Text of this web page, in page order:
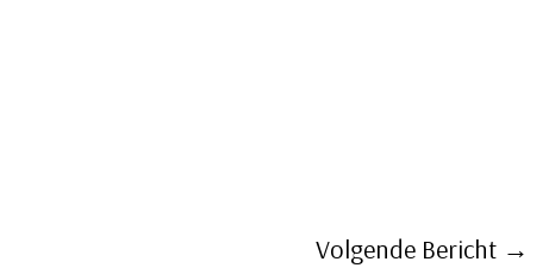
Volgende Bericht →